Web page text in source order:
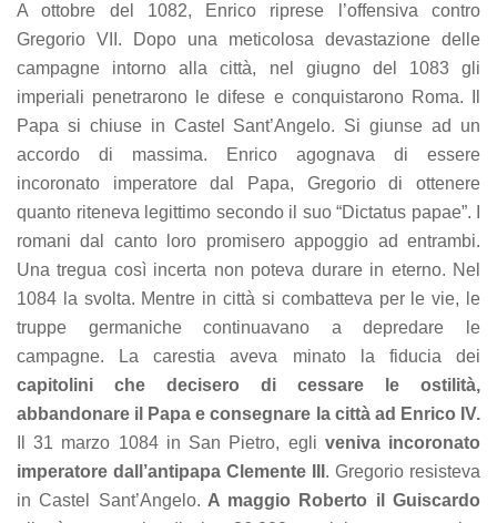
A ottobre del 1082, Enrico riprese l’offensiva contro
Gregorio VII. Dopo una meticolosa devastazione delle
campagne intorno alla città, nel giugno del 1083 gli
imperiali penetrarono le difese e conquistarono Roma. Il
Papa si chiuse in Castel Sant’Angelo. Si giunse ad un
accordo di massima. Enrico agognava di essere
incoronato imperatore dal Papa, Gregorio di ottenere
quanto riteneva legittimo secondo il suo “Dictatus papae”. I
romani dal canto loro promisero appoggio ad entrambi.
Una tregua così incerta non poteva durare in eterno. Nel
1084 la svolta. Mentre in città si combatteva per le vie, le
truppe germaniche continuavano a depredare le
campagne. La carestia aveva minato la fiducia dei
capitolini che decisero di cessare le ostilità,
abbandonare il Papa e consegnare la città ad Enrico IV.
Il 31 marzo 1084 in San Pietro, egli veniva incoronato
imperatore dall’antipapa Clemente III . Gregorio resisteva
in Castel Sant’Angelo. A maggio Roberto il Guiscardo